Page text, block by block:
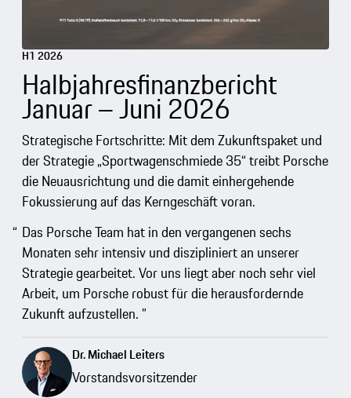
H1 2026
Halbjahresfinanzbericht
Januar – Juni 2026
Strategische Fortschritte: Mit dem Zukunftspaket und
der Strategie „Sportwagenschmiede 35“ treibt Porsche
die Neuausrichtung und die damit einhergehende
Fokussierung auf das Kerngeschäft voran.
Das Porsche Team hat in den vergangenen sechs
Monaten sehr intensiv und diszipliniert an unserer
Strategie gearbeitet. Vor uns liegt aber noch sehr viel
Arbeit, um Porsche robust für die herausfordernde
Zukunft aufzustellen.
Dr. Michael Leiters
Vorstandsvorsitzender